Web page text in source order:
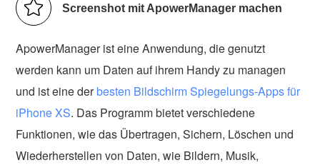
Screenshot mit ApowerManager machen
ApowerManager ist eine Anwendung, die genutzt
werden kann um Daten auf ihrem Handy zu managen
und ist eine derbesten Bildschirm Spiegelungs-Apps für
iPhone XS. Das Programm bietet verschiedene
Funktionen, wie das Übertragen, Sichern, Löschen und
Wiederherstellen von Daten, wie Bildern, Musik,